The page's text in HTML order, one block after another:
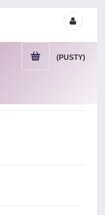
(PUSTY)